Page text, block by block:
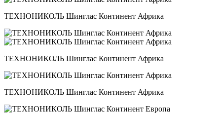
ТЕХНОНИКОЛЬ Шинглас Континент Африка
ТЕХНОНИКОЛЬ Шинглас Континент Африка
ТЕХНОНИКОЛЬ Шинглас Континент Африка